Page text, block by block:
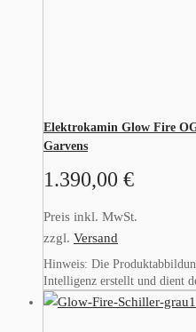
Elektrokamin Glow Fire
Garvens
1.390,00 €
Preis inkl. MwSt.
zzgl. Versand
Hinweis: Die
Intelligenz erstellt und dient